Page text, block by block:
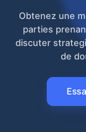
Obtenez une
parties
discuter
de